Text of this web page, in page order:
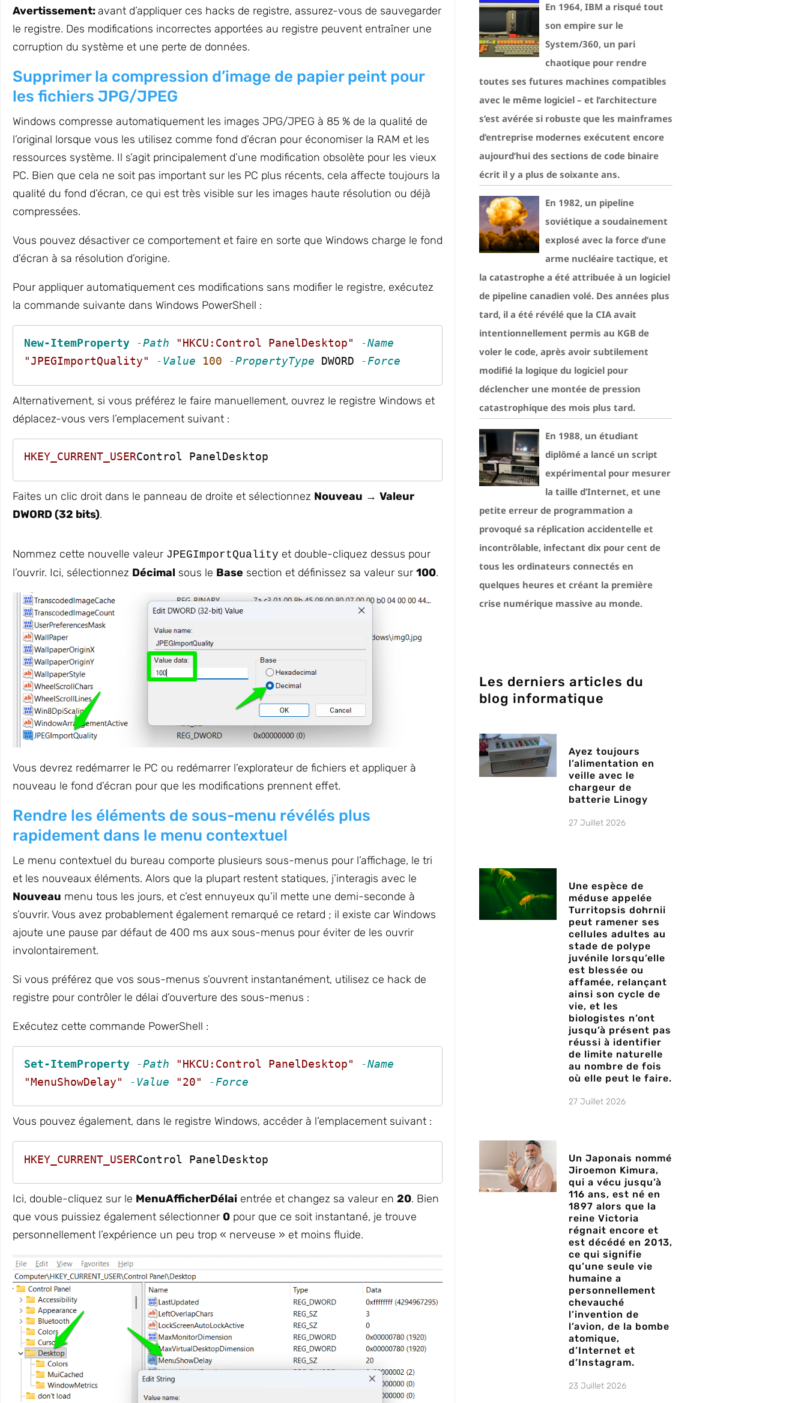
Avertissement:avant d’appliquer ces hacks de registre, assurez-vous de sauvegarder
le registre. Des modifications incorrectes apportées au registre peuvent entraîner une
corruption du système et une perte de données.
Supprimer la compression d’image de papier peint pour
les fichiers JPG/JPEG
Windows compresse automatiquement les images JPG/JPEG à 85 % de la qualité de
l’original lorsque vous les utilisez comme fond d’écran pour économiser la RAM et les
ressources système. Il s’agit principalement d’une modification obsolète pour les vieux
PC. Bien que cela ne soit pas important sur les PC plus récents, cela affecte toujours la
qualité du fond d’écran, ce qui est très visible sur les images haute résolution ou déjà
compressées.
Vous pouvez désactiver ce comportement et faire en sorte que Windows charge le fond
d’écran à sa résolution d’origine.
Pour appliquer automatiquement ces modifications sans modifier le registre, exécutez
la commande suivante dans Windows PowerShell :
New-ItemProperty -Path "HKCU:Control PanelDesktop"
-Name
"JPEGImportQuality"
-Value 100 -PropertyType DWORD -Force
Alternativement, si vous préférez le faire manuellement, ouvrez le registre Windows et
déplacez-vous vers l’emplacement suivant :
HKEY_CURRENT_USERControl PanelDesktop
Faites un clic droit dans le panneau de droite et sélectionnez Nouveau → Valeur
DWORD (32 bits).
Nommez cette nouvelle valeur JPEGImportQuality et double-cliquez dessus pour
l’ouvrir. Ici, sélectionnez Décimal sous le Base section et définissez sa valeur sur 100.
Vous devrez redémarrer le PC ou redémarrer l’explorateur de fichiers et appliquer à
nouveau le fond d’écran pour que les modifications prennent effet.
Rendre les éléments de sous-menu révélés plus
rapidement dans le menu contextuel
Le menu contextuel du bureau comporte plusieurs sous-menus pour l’affichage, le tri
et les nouveaux éléments. Alors que la plupart restent statiques, j’interagis avec le
Nouveau menu tous les jours, et c’est ennuyeux qu’il mette une demi-seconde à
s’ouvrir. Vous avez probablement également remarqué ce retard ; il existe car Windows
ajoute une pause par défaut de 400 ms aux sous-menus pour éviter de les ouvrir
involontairement.
Si vous préférez que vos sous-menus s’ouvrent instantanément, utilisez ce hack de
registre pour contrôler le délai d’ouverture des sous-menus :
Exécutez cette commande PowerShell :
Set-ItemProperty -Path "HKCU:Control PanelDesktop"
-Name
"MenuShowDelay"
-Value "20" -Force
Vous pouvez également, dans le registre Windows, accéder à l’emplacement suivant :
HKEY_CURRENT_USERControl PanelDesktop
Ici, double-cliquez sur le MenuAfficherDélai entrée et changez sa valeur en 20. Bien
que vous puissiez également sélectionner 0 pour que ce soit instantané, je trouve
personnellement l’expérience un peu trop « nerveuse » et moins fluide.
En 1964, IBM a risqué tout
son empire sur le
System/360, un pari
chaotique pour rendre
toutes ses futures machines compatibles
avec le même logiciel – et l’architecture
s’est avérée si robuste que les mainframes
d’entreprise modernes exécutent encore
aujourd’hui des sections de code binaire
écrit il y a plus de soixante ans.
En 1982, un pipeline
soviétique a soudainement
explosé avec la force d’une
arme nucléaire tactique, et
la catastrophe a été attribuée à un logiciel
de pipeline canadien volé. Des années plus
tard, il a été révélé que la CIA avait
intentionnellement permis au KGB de
voler le code, après avoir subtilement
modifié la logique du logiciel pour
déclencher une montée de pression
catastrophique des mois plus tard.
En 1988, un étudiant
diplômé a lancé un script
expérimental pour mesurer
la taille d’Internet, et une
petite erreur de programmation a
provoqué sa réplication accidentelle et
incontrôlable, infectant dix pour cent de
tous les ordinateurs connectés en
quelques heures et créant la première
crise numérique massive au monde.
Les derniers articles du
blog informatique
Ayez toujours
l’alimentation en
veille avec le
chargeur de
batterie Linogy
27 Juillet 2026
Une espèce de
méduse appelée
Turritopsis dohrnii
peut ramener ses
cellules adultes au
stade de polype
juvénile lorsqu’elle
est blessée ou
affamée, relançant
ainsi son cycle de
vie, et les
biologistes n’ont
jusqu’à présent pas
réussi à identifier
de limite naturelle
au nombre de fois
où elle peut le faire.
27 Juillet 2026
Un Japonais nommé
Jiroemon Kimura,
qui a vécu jusqu’à
116 ans, est né en
1897 alors que la
reine Victoria
régnait encore et
est décédé en 2013,
ce qui signifie
qu’une seule vie
humaine a
personnellement
chevauché
l’invention de
l’avion, de la bombe
atomique,
d’Internet et
d’Instagram.
23 Juillet 2026